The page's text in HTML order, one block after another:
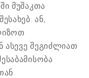
მუშაკთა
ან,
ასევე შეგიძლიათ